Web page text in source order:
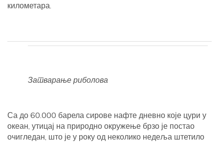
километара.
Затварање риболова
Са до 60.000 барела сирове нафте дневно које цури у
океан, утицај на природно окружење брзо је постао
очигледан, што је у року од неколико недеља штетило